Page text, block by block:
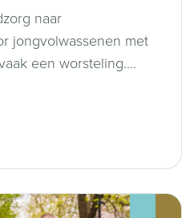
naar
jongvolwassenen met
een worsteling.
en soepeler kan
samenwerking,
ouders.